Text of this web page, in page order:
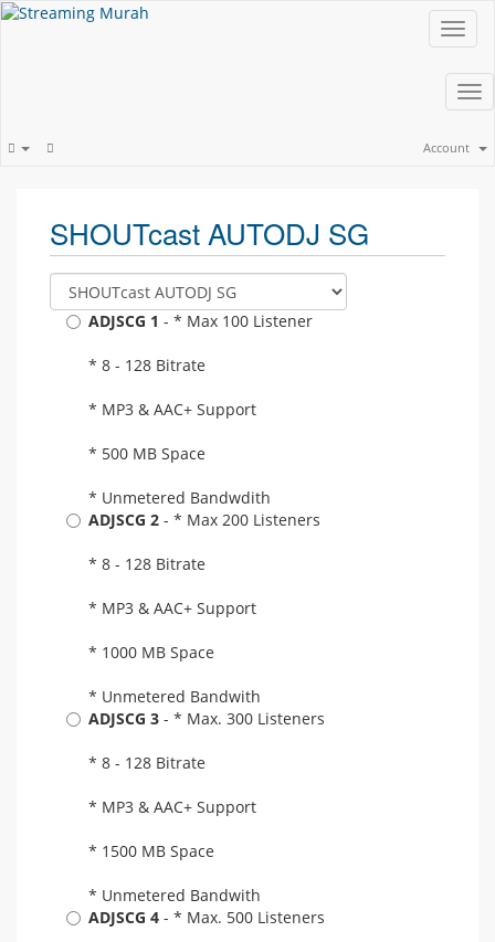
Account
SHOUTcast AUTODJ SG
ADJSCG 1 - * Max 100 Listener
* 8 - 128 Bitrate
* MP3 & AAC+ Support
* 500 MB Space
* Unmetered Bandwdith
ADJSCG 2 - * Max 200 Listeners
* 8 - 128 Bitrate
* MP3 & AAC+ Support
* 1000 MB Space
* Unmetered Bandwith
ADJSCG 3 - * Max. 300 Listeners
* 8 - 128 Bitrate
* MP3 & AAC+ Support
* 1500 MB Space
* Unmetered Bandwith
ADJSCG 4 - * Max. 500 Listeners